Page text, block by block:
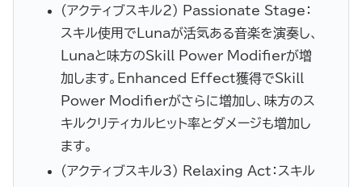
(アクティブスキル2) Passionate Stage：
スキル使用でLunaが活気ある音楽を演奏し、
Lunaと味方のSkill Power Modifierが増
加します。Enhanced Effect獲得でSkill
Power Modifierがさらに増加し、味方のス
キルクリティカルヒット率とダメージも増加し
ます。
(アクティブスキル3) Relaxing Act：スキル